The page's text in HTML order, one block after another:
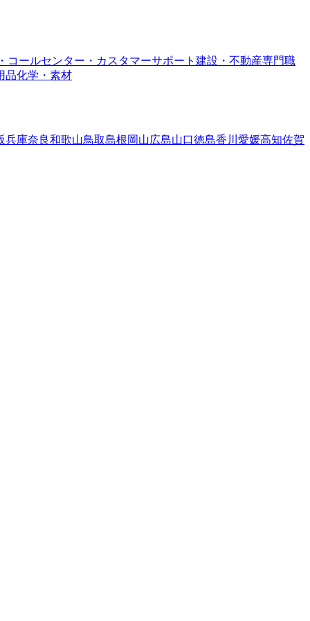
コールセンター・カスタマーサポート 建設・不動産専門職
品化学・素材
兵庫奈良和歌山鳥取島根岡山広島山口徳島香川 愛媛高知佐賀